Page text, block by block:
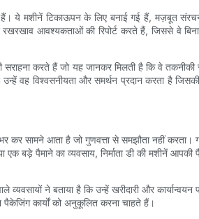
ये मशीनें टिकाऊपन के लिए बनाई गई हैं, मज़बूत
आवश्यकताओं की रिपोर्ट करते हैं, जिससे वे
सराहना करते हैं जो यह जानकर मिलती है कि वे
उन्हें वह विश्वसनीयता और समर्थन प्रदान करता है
आता है जो गुणवत्ता से समझौता नहीं करता।
बड़े पैमाने का व्यवसाय, निर्माता डी की मशीनें
ने बताया है कि उन्हें खरीदारी और
पैकेजिंग कार्यों को अनुकूलित करना चाहते हैं।